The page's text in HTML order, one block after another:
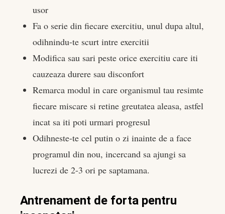
usor
Fa o serie din fiecare exercitiu, unul dupa altul,
odihnindu-te scurt intre exercitii
Modifica sau sari peste orice exercitiu care iti
cauzeaza durere sau disconfort
Remarca modul in care organismul tau resimte
fiecare miscare si retine greutatea aleasa, astfel
incat sa iti poti urmari progresul
Odihneste-te cel putin o zi inainte de a face
programul din nou, incercand sa ajungi sa
lucrezi de 2-3 ori pe saptamana.
Antrenament de forta pentru